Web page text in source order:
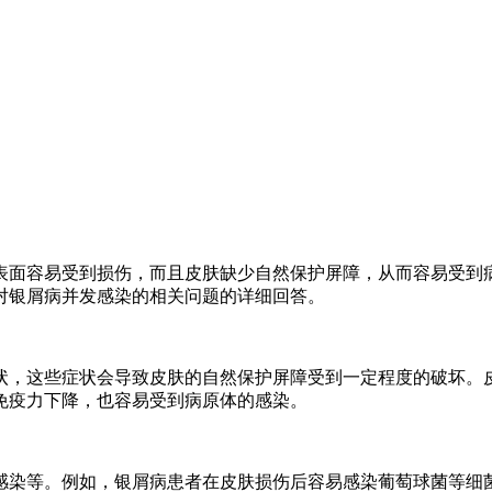
容易受到损伤，而且皮肤缺少自然保护屏障，从而容易受
屑病并发感染的相关问题的详细回答。
这些症状会导致皮肤的自然保护屏障受到一定程度的破坏
力下降，也容易受到病原体的感染。
等。例如，银屑病患者在皮肤损伤后容易感染葡萄球菌等